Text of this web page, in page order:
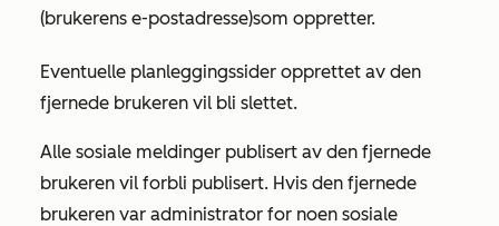
(brukerens e-postadresse)som oppretter.
Eventuelle planleggingssider opprettet av den
fjernede brukeren vil bli slettet.
Alle sosiale meldinger publisert av den fjernede
brukeren vil forbli publisert. Hvis den fjernede
brukeren var administrator for noen sosiale